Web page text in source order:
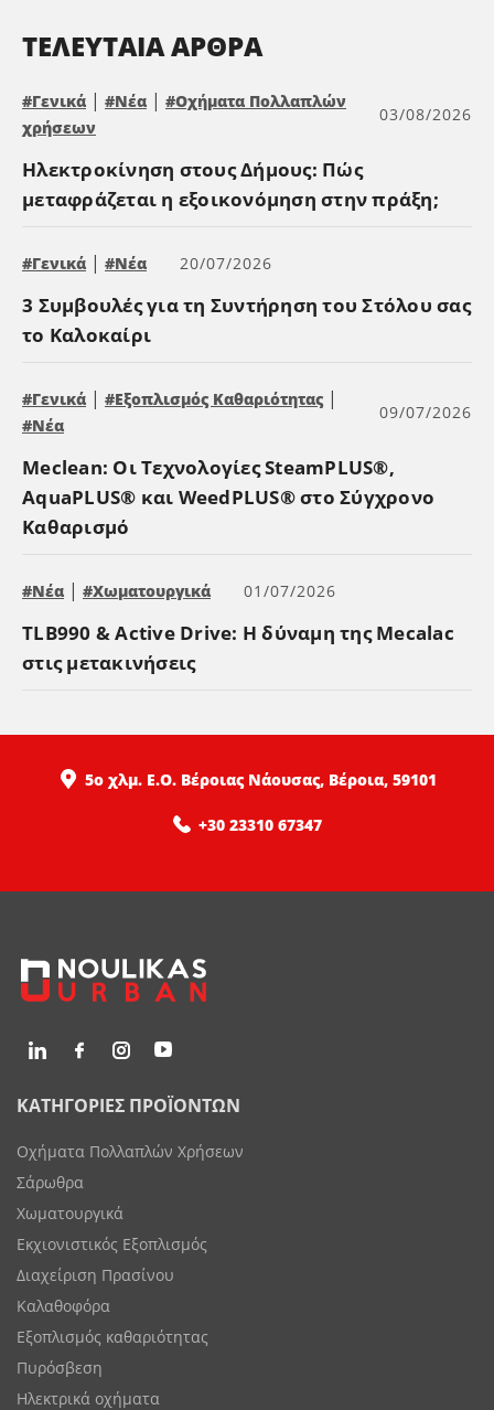
ΤΕΛΕΥΤΑΊΑ ΆΡΘΡΑ
#Γενικά | #Νέα | #Οχήματα Πολλαπλών
χρήσεων
03/08/2026
Ηλεκτροκίνηση στους Δήμους: Πώς
μεταφράζεται η εξοικονόμηση στην πράξη;
#Γενικά | #Νέα 20/07/2026
3 Συμβουλές για τη Συντήρηση του Στόλου σας
το Καλοκαίρι
#Γενικά | #Εξοπλισμός Καθαριότητας |
#Νέα
09/07/2026
Meclean: Οι Τεχνολογίες SteamPLUS®,
AquaPLUS® και WeedPLUS® στο Σύγχρονο
Καθαρισμό
#Νέα | #Χωματουργικά 01/07/2026
TLB990 & Active Drive: Η δύναμη της Mecalac
στις μετακινήσεις
5ο χλμ. Ε.Ο. Βέροιας Νάουσας, Βέροια, 59101
+30 23310 67347
ΚΑΤΗΓΟΡΙΕΣ ΠΡΟΪΟΝΤΩΝ
Οχήματα Πολλαπλών Χρήσεων
Σάρωθρα
Χωματουργικά
Εκχιονιστικός Εξοπλισμός
Διαχείριση Πρασίνου
Καλαθοφόρα
Εξοπλισμός καθαριότητας
Πυρόσβεση
Ηλεκτρικά οχήματα